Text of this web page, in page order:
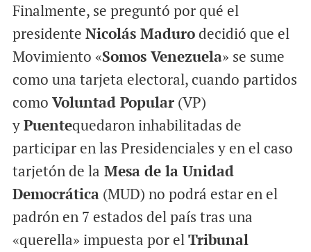
Finalmente, se preguntó por qué el
presidente Nicolás Madurodecidió que el
Movimiento «Somos Venezuela» se sume
como una tarjeta electoral, cuando partidos
como Voluntad Popular(VP)
yPuentequedaron inhabilitadas de
participar en las Presidenciales y en el caso
tarjetón de la Mesa de la Unidad
Democrática(MUD) no podrá estar en el
padrón en 7 estados del país tras una
«querella» impuesta por elTribunal